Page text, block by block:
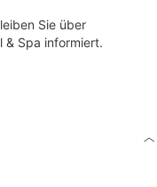
Sie über
& Spa informiert.